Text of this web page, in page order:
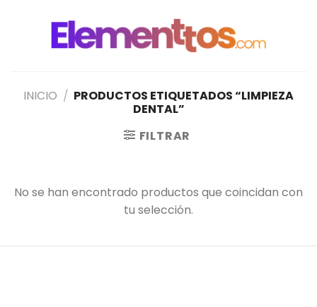
INICIO / PRODUCTOS ETIQUETADOS “LIMPIEZA
DENTAL”
FILTRAR
No se han encontrado productos que coincidan con
tu selección.